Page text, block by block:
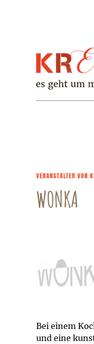
VERANSTALTER VON
WONKA
Bei einem
und eine